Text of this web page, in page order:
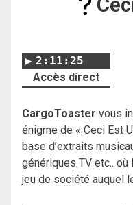
2:11:25
Accès direct
CargoToaster vous
énigme de « Ceci Est
base d’extraits
génériques TV etc..
jeu de société auquel